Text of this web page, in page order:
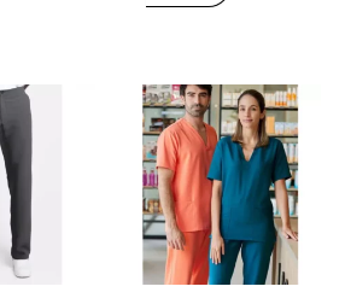
variantes.
Las
opciones
se
pueden
elegir
múltiples
variantes.
Las
opciones
se
pueden